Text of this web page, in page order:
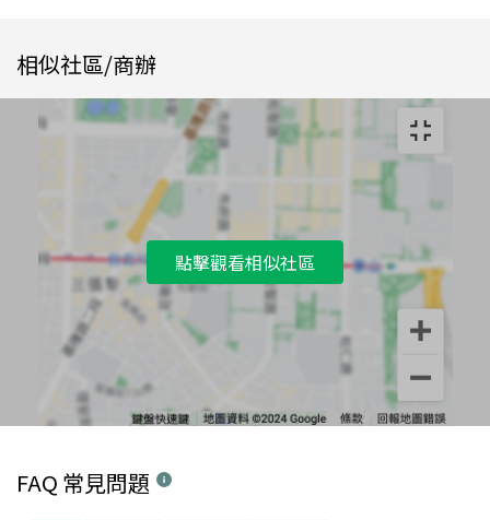
相似社區/商辦
點擊觀看相似社區
FAQ 常見問題